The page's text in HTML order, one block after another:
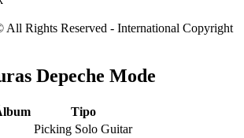
All Rights Reserved - International Copyright
Depeche Mode
Tipo
Picking Solo Guitar